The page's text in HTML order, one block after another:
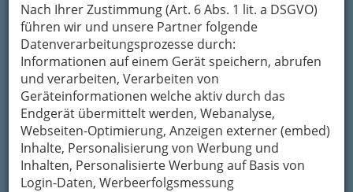
Nach Ihrer Zustimmung (Art. 6 Abs. 1 lit. a DSGVO)
führen wir und unsere Partner folgende
Datenverarbeitungsprozesse durch:
Informationen auf einem Gerät speichern, abrufen
und verarbeiten, Verarbeiten von
Geräteinformationen welche aktiv durch das
Endgerät übermittelt werden, Webanalyse,
Webseiten-Optimierung, Anzeigen externer (embed)
Inhalte, Personalisierung von Werbung und
Inhalten, Personalisierte Werbung auf Basis von
Login-Daten, Werbeerfolgsmessung
Heinz-Dieter Clausen weitergeleitet.
Mein Name
Meine Email Adresse
Mein Betreff